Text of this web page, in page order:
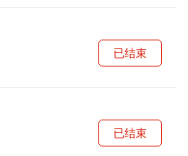
已结束
已结束